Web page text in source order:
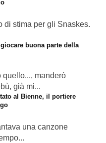
di stima per gli Snaskes.
buona parte della
quello..., manderò
già mi...
al Bienne, il portiere
una canzone